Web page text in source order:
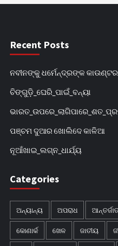
Recent Posts
ନବୀନଙ୍କୁ ଧର୍ମେନ୍ଦ୍ରଙ୍କ କାଉଣ୍ଟର
ଚିଙ୍ଗୁଡ଼ି_ଘେରି_ପାଇଁ_ବନ୍ୟା
ପଞ୍ଚମ ଦୁଆର ଖୋଲିଦେ କାଳିଆ
ନୂଆଁଖାଇ_ଲଗ୍ନ_ଧାର୍ଯ୍ୟ
Categories
ଅନ୍ୟାନ୍ୟ ଅପରାଧ
କୋଣାର୍କ ଖେଳ ଜାତୀୟ